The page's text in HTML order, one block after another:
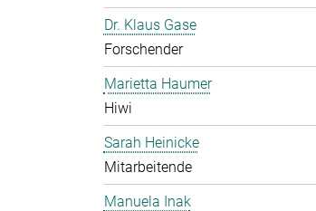
Dr. Klaus Gase
Forschender
Marietta Haumer
Hiwi
Sarah Heinicke
Mitarbeitende
Manuela Inak